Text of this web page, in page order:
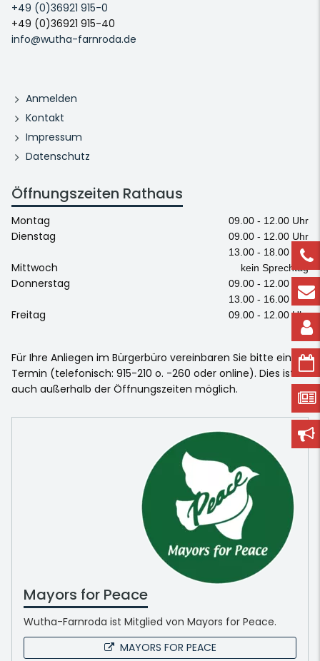
+49 (0)36921 915-0
+49 (0)36921 915-40
info@wutha-farnroda.de
Anmelden
Kontakt
Impressum
Datenschutz
Öffnungszeiten Rathaus
Montag 09.00 - 12.00 Uhr
Dienstag
09.00 - 12.00 Uhr
13.00 - 18.00 Uhr
Mittwoch kein Sprechtag
Donnerstag
09.00 - 12.00 Uhr
13.00 - 16.00 Uhr
Freitag 09.00 - 12.00 Uhr
Für Ihre Anliegen im Bürgerbüro vereinbaren Sie bitte einen
Termin (telefonisch: 915-210 o. -260 oder online). Dies ist
auch außerhalb der Öffnungszeiten möglich.
Mayors for Peace
Wutha-Farnroda ist Mitglied von Mayors for Peace.
MAYORS FOR PEACE